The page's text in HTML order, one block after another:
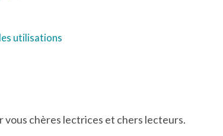
utilisations
vous chères lectrices et chers lecteurs.